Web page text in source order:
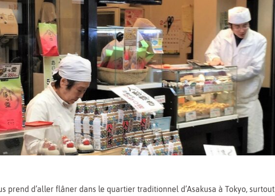
prend d’aller flâner dans le quartier traditionnel d’Asakusa à Tokyo, surtout